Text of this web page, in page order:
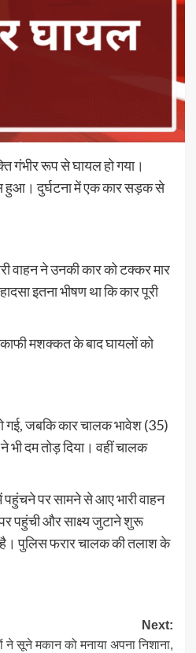
गंभीर रूप से घायल हो गया।
हुआ। दुर्घटना में एक कार सड़क से
वाहन ने उनकी कार को टक्कर मार
इतना भीषण था कि कार पूरी
मशक्कत के बाद घायलों को
गई, जबकि कार चालक भावेश (35)
दम तोड़ दिया। वहीं चालक
पहुंचने पर सामने से आए भारी वाहन
पहुंची और साक्ष्य जुटाने शुरू
है। पुलिस फरार चालक की तलाश के
Next:
ने सूने मकान को मनाया अपना निशाना,